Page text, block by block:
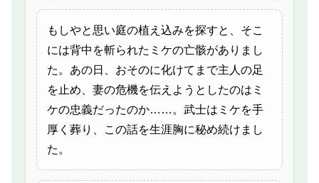
もしやと思い庭の植え込みを探すと、そこ
には背中を斬られたミケの亡骸がありまし
た。あの日、おそのに化けてまで主人の足
を止め、妻の危機を伝えようとしたのはミ
ケの忠義だったのか……。武士はミケを手
厚く葬り、この話を生涯胸に秘め続けまし
た。